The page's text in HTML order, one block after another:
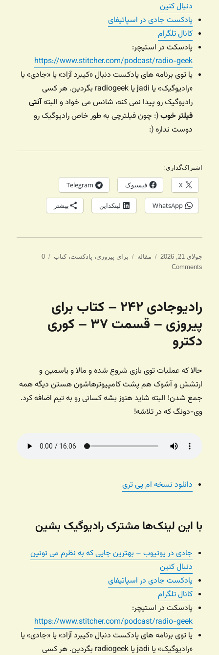
دنبال کنین
پادکست جادی در اسپاتیفای
کانال تلگرام
پادسکت در استیچر:
https://www.stitcher.com/podcast/radio-geek
یا توی برنامه های پادکست دنبال «کیبرد آزاد» یا «جادی» یا
«رادیوگیک» یا jadi یا radiogeek بگردین. هر کسی
رادیوگیک رو پیدا نمی کنه، شانس می خواد و البتهآنتی
فیلتر خوب(: چون فیلترچی به طور خاص رادیوگیک رو
دوست نداره (:
اشتراک‌گذاری:
X فیسبوک Telegram
WhatsApp لینکداین بیشتر
ارسال
شده
جولای 21, 2026 دسته‌ها
مقاله برچسب‌ها
برای پیروزی، پادکست،کتاب
0
Comments
رادیوجادی ۲۴۲ – کتاب برای
پیروزی – قسمت ۳۷ – کوری
دکترو
حالا که عملیات توی بازی شروع شده و مالا و یاسمین و
ارتشش و آشوک هم پشت کامپیوترهاشون هستن دیگه همه
جمع شدن! البته شاید هنوز بشه کسانی رو به تیم اضافه کرد.
وی-دونگ که در تلاشه!
دانلود نسخه ام پی تری
با این لینک‌ها مشترک رادیوگیک بشین
جادی در یوتیوب – بهترین جایی که به نظرم می تونین
دنبال کنین
پادکست جادی در اسپاتیفای
کانال تلگرام
پادسکت در استیچر:
https://www.stitcher.com/podcast/radio-geek
یا توی برنامه های پادکست دنبال «کیبرد آزاد» یا «جادی» یا
«رادیوگیک» یا jadi یا radiogeek بگردین. هر کسی